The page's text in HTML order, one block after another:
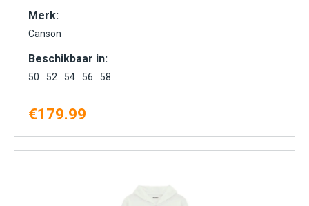
Merk:
Canson
Beschikbaar in:
50 52 54 56 58
€179.99